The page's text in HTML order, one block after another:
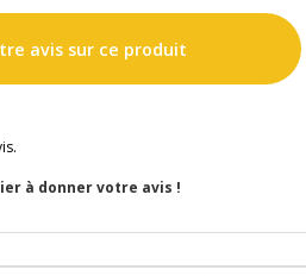
avis sur ce produit
à donner votre avis !